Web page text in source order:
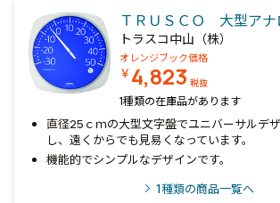
ＴＲＵＳＣＯ 大型ア
トラスコ中山（株）
オレンジブック価格
￥4,823 税抜
1種類の在庫品があります
直径25ｃｍの大型文字盤でユニバーサルデ
し、遠くからでも見易くなっています。
機能的でシンプルなデザインです。
1種類の商品一覧へ